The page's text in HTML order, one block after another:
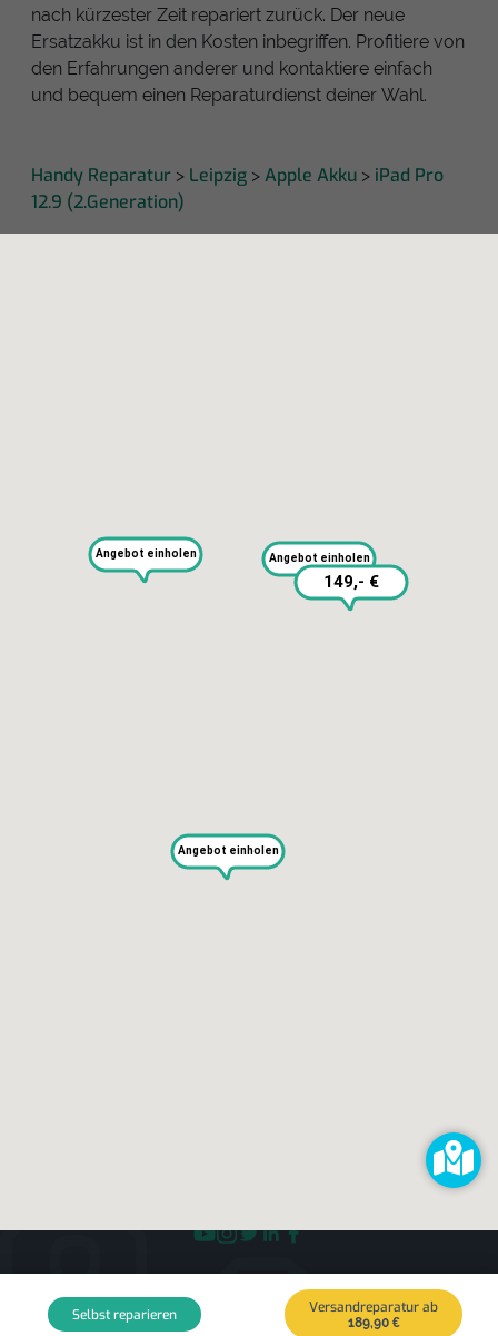
Selbst reparieren Versandreparatur ab
189,90 €
nach kürzester Zeit repariert zurück. Der neue
Ersatzakku ist in den Kosten inbegriffen. Profitiere von
den Erfahrungen anderer und kontaktiere einfach
und bequem einen Reparaturdienst deiner Wahl.
Handy Reparatur > Leipzig > Apple Akku > iPad Pro
12.9 (2.Generation)
Angebot einholen
149,- €
Angebot einholen
Angebot einholen
Über uns
Recht auf Reparatur
© 2026 kaputt.de